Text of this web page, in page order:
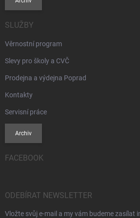
SLUŽBY
Věrnostní program
Slevy pro školy a CVČ
Prodejna a výdejna Poprad
Kontakty
Servisní práce
Archiv
FACEBOOK
ODEBÍRAT NEWSLETTER
Vložte svůj e-mail a my vám budeme zasílat